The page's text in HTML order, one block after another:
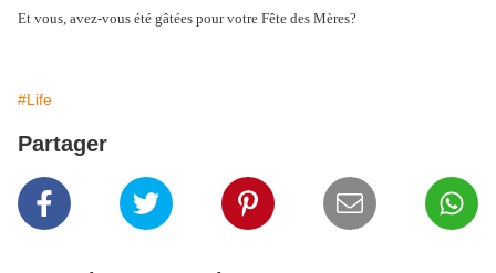
Et vous, avez-vous été gâtées pour votre Fête des Mères?
#Life
Partager